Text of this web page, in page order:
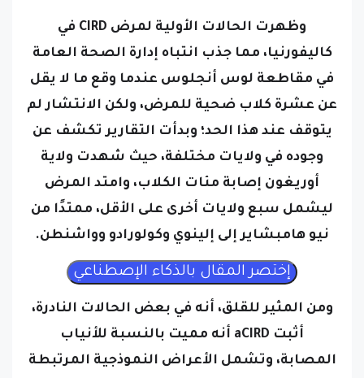
وظهرت الحالات الأولية لمرض CIRD في
كاليفورنيا، مما جذب انتباه إدارة الصحة العامة
في مقاطعة لوس أنجلوس عندما وقع ما لا يقل
عن عشرة كلاب ضحية للمرض، ولكن الانتشار لم
يتوقف عند هذا الحد؛ وبدأت التقارير تكشف عن
وجوده في ولايات مختلفة، حيث شهدت ولاية
أوريغون إصابة مئات الكلاب، وامتد المرض
ليشمل سبع ولايات أخرى على الأقل، ممتدًا من
نيو هامبشاير إلى إلينوي وكولورادو وواشنطن.
ومن المثير للقلق، أنه في بعض الحالات النادرة،
أثبت aCIRD أنه مميت بالنسبة للأنياب
المصابة، وتشمل الأعراض النموذجية المرتبطة